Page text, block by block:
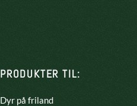
PRODUKTER TIL:
Dyr på friland